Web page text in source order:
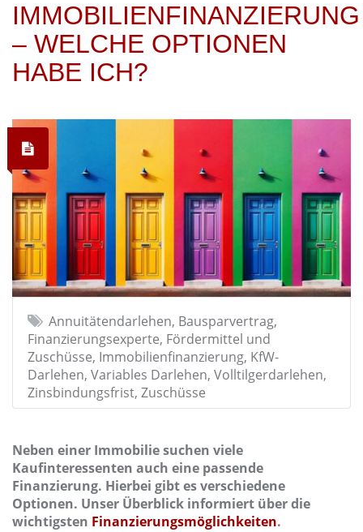
IMMOBILIENFINANZIERUNG
– WELCHE OPTIONEN
HABE ICH?
Annuitätendarlehen, Bausparvertrag,
Finanzierungsexperte, Fördermittel und
Zuschüsse, Immobilienfinanzierung, KfW-
Darlehen, Variables Darlehen, Volltilgerdarlehen,
Zinsbindungsfrist, Zuschüsse
Neben einer Immobilie suchen viele
Kaufinteressenten auch eine passende
Finanzierung. Hierbei gibt es verschiedene
Optionen. Unser Überblick informiert über die
wichtigsten Finanzierungsmöglichkeiten.